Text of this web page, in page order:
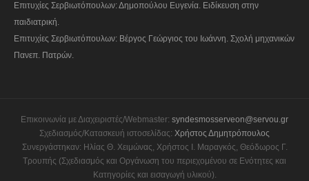
Επιτυχίες Σερβιωτόπουλων: Δημοπούλου Ευγενία. Ειδίκευση στην
παιδιατρική.
Επιτυχίες Σερβιωτόπουλων: Βέργος Γεώργιος του Ιωάννη. Σχολή μηχανικών
Πανεπ. Πατρών.
Επικοινωνία με Διαχειριστές/Webmaster: syndesmosserveon@servou.gr
Σχεδιασμός/Κατασκευή ιστοσελίδας: Χρήστος Δημητρόπουλος
Συνεργάστηκαν: Ηλίας Θ. Χειμώνας, Χρήστος Ι. Μαραγκός, Θεόδωρος Γ.
Τρουπής (Σχεδιασμός και Οργάνωση του περιεχομένου σε Ενότητες και
Κατηγορίες και εισαγωγή υλικού).